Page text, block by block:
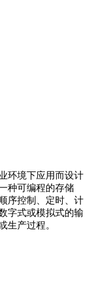
环境下应用而设计
种可编程的存储
序控制、定时、计
字式或模拟式的输
生产过程。